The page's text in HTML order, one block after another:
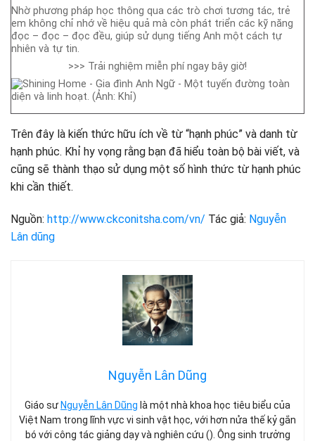
Nhờ phương pháp học thông qua các trò chơi tương tác, trẻ
em không chỉ nhớ về hiệu quả mà còn phát triển các kỹ năng
đọc – đọc – đọc đều, giúp sử dụng tiếng Anh một cách tự
nhiên và tự tin.
>>> Trải nghiệm miễn phí ngay bây giờ!
Trên đây là kiến thức hữu ích về từ “hạnh phúc” và danh từ
hạnh phúc. Khỉ hy vọng rằng bạn đã hiểu toàn bộ bài viết, và
cũng sẽ thành thạo sử dụng một số hình thức từ hạnh phúc
khi cần thiết.
Nguồn: http://www.ckconitsha.com/vn/ Tác giả: Nguyễn
Lân dũng
Nguyễn Lân Dũng
Giáo sư Nguyễn Lân Dũng là một nhà khoa học tiêu biểu của
Việt Nam trong lĩnh vực vi sinh vật học, với hơn nửa thế kỷ gắn
bó với công tác giảng dạy và nghiên cứu (). Ông sinh trưởng